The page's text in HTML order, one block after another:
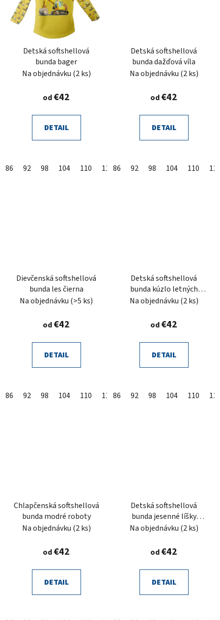
Detská softshellová
bunda bager
Na objednávku (2 ks)
od€42
DETAIL
86 92 98 104 110 116 122 128 134 140
Detská softshellová
bunda dažďová víla
Na objednávku (2 ks)
od€42
DETAIL
86 92 98 104 110
Dievčenská softshellová
bunda les čierna
Na objednávku (>5 ks)
od€42
DETAIL
86 92 98 104 110 116 122
Detská softshellová
bunda kúzlo letných
krídel
Na objednávku (2 ks)
od€42
DETAIL
86 92 98 104 110
Chlapčenská softshellová
bunda modré roboty
Na objednávku (2 ks)
od€42
DETAIL
Detská softshellová
bunda jesenné líšky
čierne
Na objednávku (2 ks)
od€42
DETAIL